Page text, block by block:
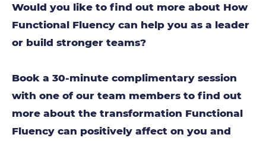
Would you like to find out more about How
Functional Fluency can help you as a leader
or build stronger teams?
Book a 30-minute complimentary session
with one of our team members to find out
more about the transformation Functional
Fluency can positively affect on you and